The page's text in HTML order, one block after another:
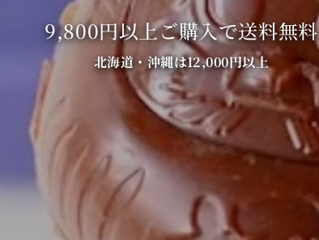
9,800円以上ご購入で送料無料
北海道・沖縄は12,000円以上